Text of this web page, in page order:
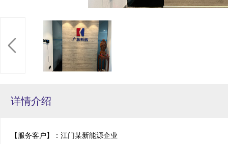
详情介绍
【服务客户】：江门某新能源企业